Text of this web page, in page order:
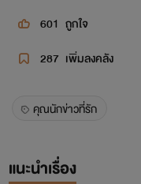
601 ถูกใจ
287 เพิ่มลงคลัง
คุณนักข่าวที่รัก
แนะนำเรื่อง